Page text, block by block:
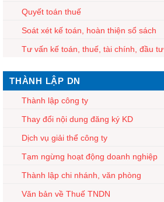
Quyết toán thuế
Soát xét kế toán, hoàn thiện sổ sách
Tư vấn kế toán, thuế, tài chính, đầu tư
THÀNH LẬP DN
Thành lập công ty
Thay đổi nội dung đăng ký KD
Dịch vụ giải thể công ty
Tạm ngừng hoạt động doanh nghiệp
Thành lập chi nhánh, văn phòng
Văn bản về Thuế TNDN